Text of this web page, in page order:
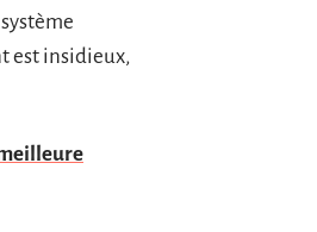
est insidieux,